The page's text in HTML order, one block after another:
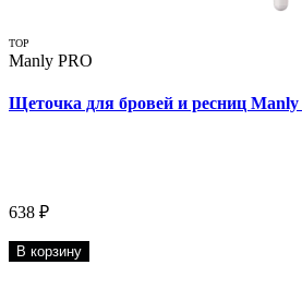
TOP
Manly PRO
Щеточка для бровей и ресниц
638 ₽
В корзину